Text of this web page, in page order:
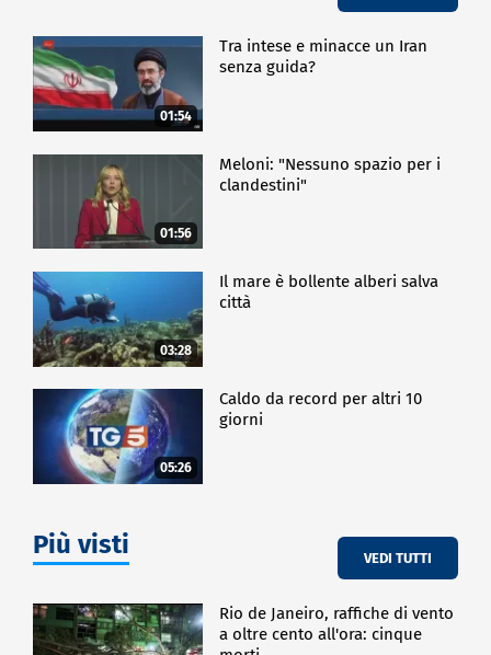
01:54
Tra intese e minacce un Iran
senza guida?
01:56
Meloni: "Nessuno spazio per i
clandestini"
03:28
Il mare è bollente alberi salva
città
05:26
Caldo da record per altri 10
giorni
Più visti VEDI TUTTI
Rio de Janeiro, raffiche di vento
a oltre cento all'ora: cinque